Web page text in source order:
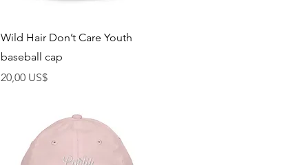
Vista rápida
Wild Hair Don’t Care Youth
baseball cap
Precio
20,00 US$